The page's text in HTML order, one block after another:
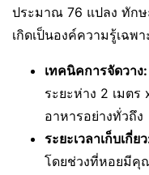
ประมาณ 76 แปลง ทัก
เกิดเป็นองค์ความรู้เฉพ
เทคนิคการจัดวาง:
ระยะห่าง 2 เมตร
อาหารอย่างทั่วถึง
ระยะเวลาเก็บเกี่ย
โดยช่วงที่หอยมีคุ